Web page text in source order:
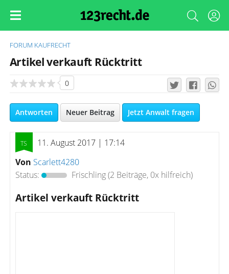
FORUM KAUFRECHT
Artikel verkauft Rücktritt
0
Antworten Neuer Beitrag Jetzt Anwalt fragen
11. August 2017 | 17:14
Von Scarlett4280
Status:
Frischling(2 Beiträge, 0x hilfreich)
Artikel verkauft Rücktritt